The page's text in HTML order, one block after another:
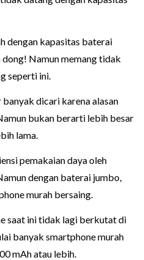
dengan kapasitas baterai
dong! Namun memang tidak
seperti ini.
dicari karena alasan
bukan berarti lebih besar
lama.
pemakaian daya oleh
dengan baterai jumbo,
murah bersaing.
saat ini tidak lagi berkutat di
banyak smartphone murah
mAh atau lebih.